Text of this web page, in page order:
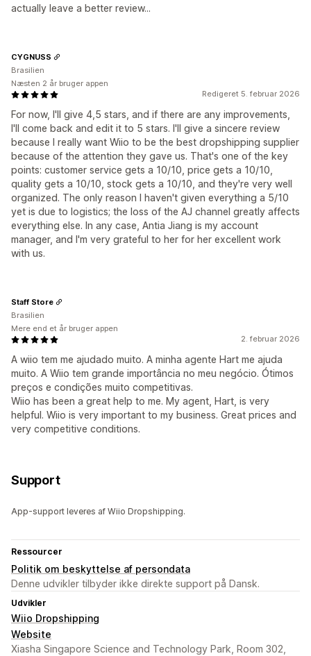
actually leave a better review...
Redigeret 5. februar 2026
For now, I'll give 4,5 stars, and if there are any improvements,
I'll come back and edit it to 5 stars. I'll give a sincere review
because I really want Wiio to be the best dropshipping supplier
because of the attention they gave us. That's one of the key
points: customer service gets a 10/10, price gets a 10/10,
quality gets a 10/10, stock gets a 10/10, and they're very well
organized. The only reason I haven't given everything a 5/10
yet is due to logistics; the loss of the AJ channel greatly affects
everything else. In any case, Antia Jiang is my account
manager, and I'm very grateful to her for her excellent work
with us.
CYGNUSS
Brasilien
Næsten 2 år bruger appen
2. februar 2026
A wiio tem me ajudado muito. A minha agente Hart me ajuda
muito. A Wiio tem grande importância no meu negócio. Ótimos
preços e condições muito competitivas.
Wiio has been a great help to me. My agent, Hart, is very
helpful. Wiio is very important to my business. Great prices and
very competitive conditions.
Staff Store
Brasilien
Mere end et år bruger appen
Support
App-support leveres af Wiio Dropshipping.
Ressourcer
Politik om beskyttelse af persondata
Denne udvikler tilbyder ikke direkte support på Dansk.
Udvikler
Wiio Dropshipping
Website
Xiasha Singapore Science and Technology Park, Room 302,